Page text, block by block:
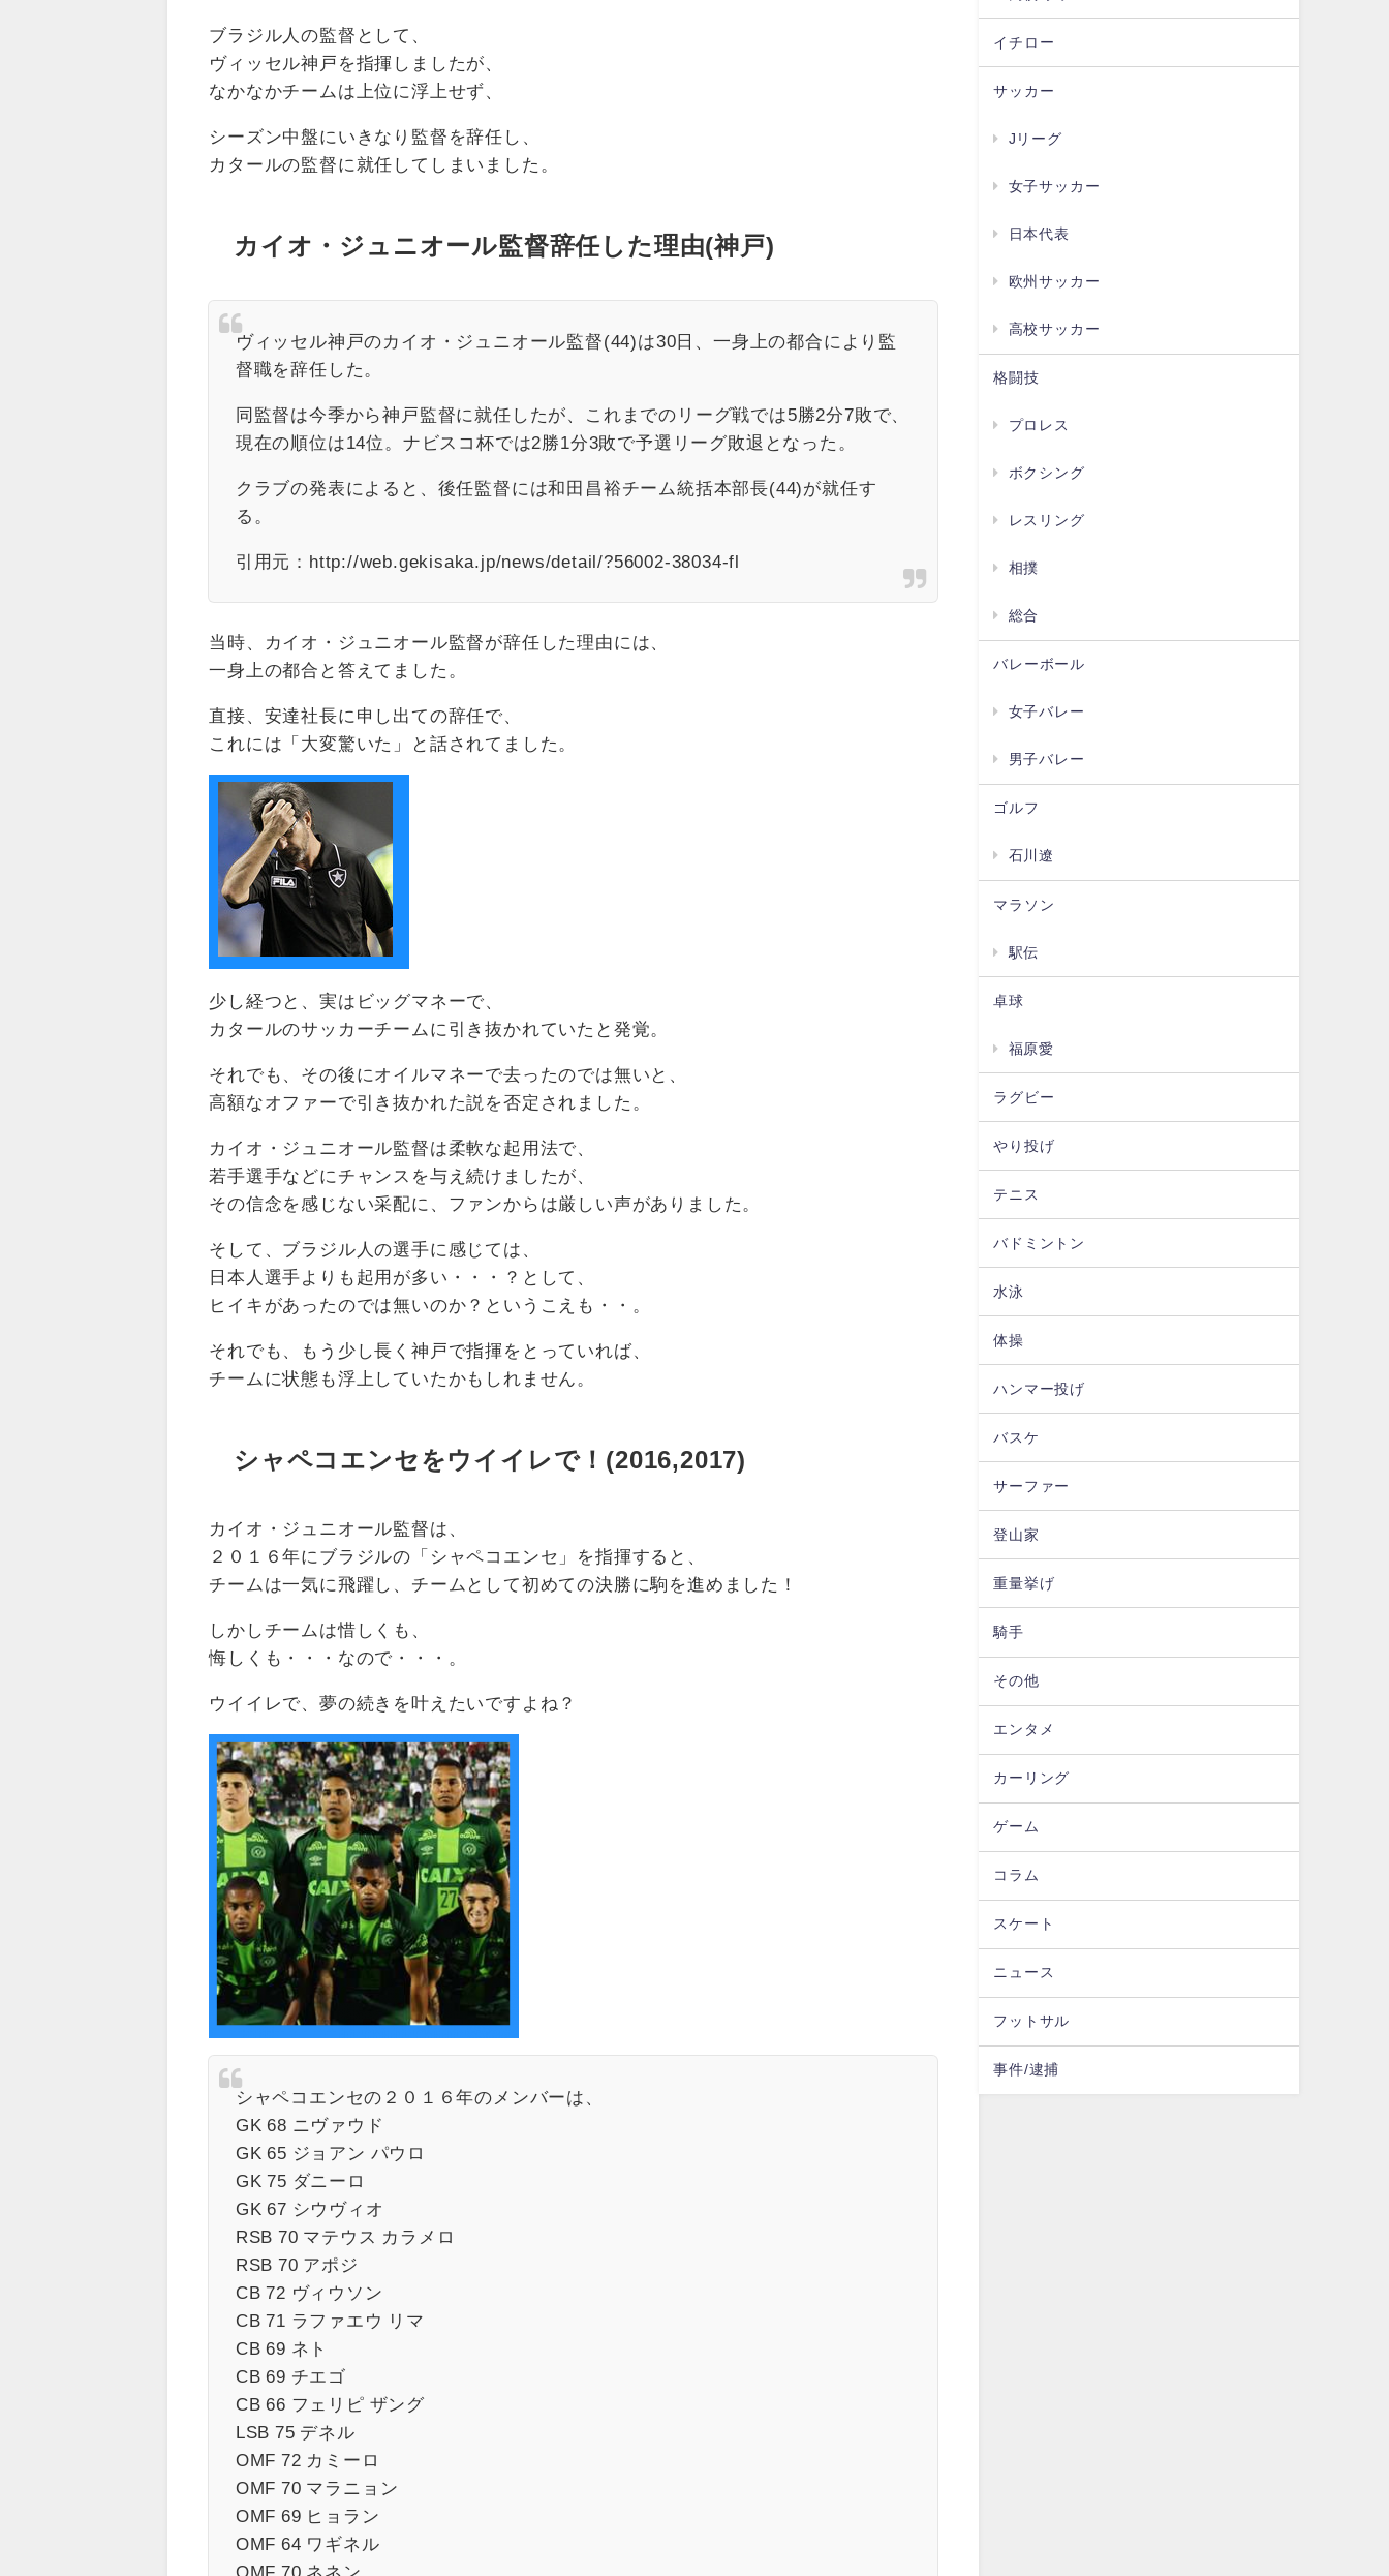
ブラジル人の監督として、
ヴィッセル神戸を指揮しましたが、
なかなかチームは上位に浮上せず、
シーズン中盤にいきなり監督を辞任し、
カタールの監督に就任してしまいました。
カイオ・ジュニオール監督辞任した理由(神戸)
ヴィッセル神戸のカイオ・ジュニオール監督(44)は30日、一身上の都合により監
督職を辞任した。
同監督は今季から神戸監督に就任したが、これまでのリーグ戦では5勝2分7敗で、
現在の順位は14位。ナビスコ杯では2勝1分3敗で予選リーグ敗退となった。
クラブの発表によると、後任監督には和田昌裕チーム統括本部長(44)が就任す
る。
引用元：http://web.gekisaka.jp/news/detail/?56002-38034-fl
当時、カイオ・ジュニオール監督が辞任した理由には、
一身上の都合と答えてました。
直接、安達社長に申し出ての辞任で、
これには「大変驚いた」と話されてました。
少し経つと、実はビッグマネーで、
カタールのサッカーチームに引き抜かれていたと発覚。
それでも、その後にオイルマネーで去ったのでは無いと、
高額なオファーで引き抜かれた説を否定されました。
カイオ・ジュニオール監督は柔軟な起用法で、
若手選手などにチャンスを与え続けましたが、
その信念を感じない采配に、ファンからは厳しい声がありました。
そして、ブラジル人の選手に感じては、
日本人選手よりも起用が多い・・・？として、
ヒイキがあったのでは無いのか？というこえも・・。
それでも、もう少し長く神戸で指揮をとっていれば、
チームに状態も浮上していたかもしれません。
シャペコエンセをウイイレで！(2016,2017)
カイオ・ジュニオール監督は、
２０１６年にブラジルの「シャペコエンセ」を指揮すると、
チームは一気に飛躍し、チームとして初めての決勝に駒を進めました！
しかしチームは惜しくも、
悔しくも・・・なので・・・。
ウイイレで、夢の続きを叶えたいですよね？
シャペコエンセの２０１６年のメンバーは、
GK 68 ニヴァウド
GK 65 ジョアン パウロ
GK 75 ダニーロ
GK 67 シウヴィオ
RSB 70 マテウス カラメロ
RSB 70 アポジ
CB 72 ヴィウソン
CB 71 ラファエウ リマ
CB 69 ネト
CB 69 チエゴ
CB 66 フェリピ ザング
LSB 75 デネル
OMF 72 カミーロ
OMF 70 マラニョン
OMF 69 ヒョラン
OMF 64 ワギネル
OMF 70 ネネン
イチロー
サッカー
Jリーグ
女子サッカー
日本代表
欧州サッカー
高校サッカー
格闘技
プロレス
ボクシング
レスリング
相撲
総合
バレーボール
女子バレー
男子バレー
ゴルフ
石川遼
マラソン
駅伝
卓球
福原愛
ラグビー
やり投げ
テニス
バドミントン
水泳
体操
ハンマー投げ
バスケ
サーファー
登山家
重量挙げ
騎手
その他
エンタメ
カーリング
ゲーム
コラム
スケート
ニュース
フットサル
事件/逮捕